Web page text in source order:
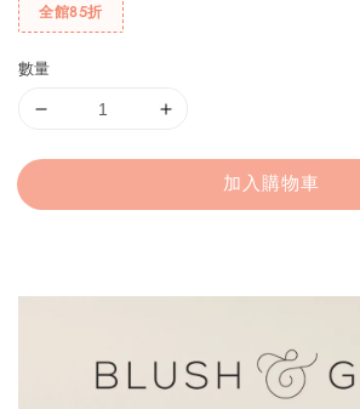
全館85折
數量
加入購物車